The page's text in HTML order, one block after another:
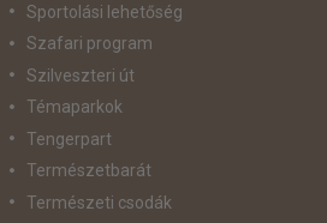
Sportolási lehetőség
Szafari program
Szilveszteri út
Témaparkok
Tengerpart
Természetbarát
Természeti csodák